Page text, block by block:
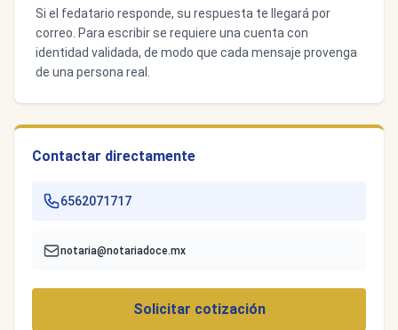
Si el fedatario responde, su respuesta te llegará por
correo. Para escribir se requiere una cuenta con
identidad validada, de modo que cada mensaje provenga
de una persona real.
Contactar directamente
6562071717
notaria@notariadoce.mx
Solicitar cotización